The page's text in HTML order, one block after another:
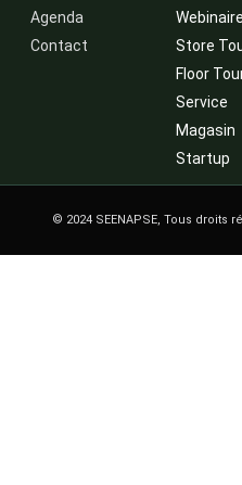
Agenda
Contact
Webinaire
Store
Floor
Service
Magasin
Startup
© 2024 SEENAPSE, Tous droits